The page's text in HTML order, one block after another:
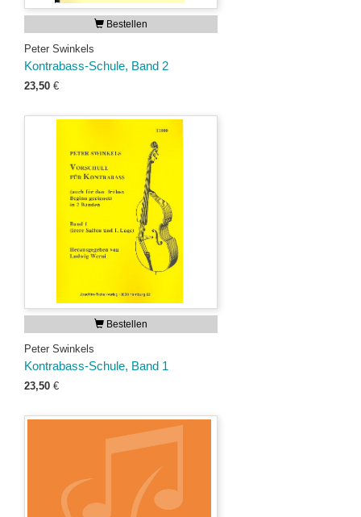
Bestellen
Peter Swinkels
Kontrabass-Schule, Band 2
23,50 €
Bestellen
Peter Swinkels
Kontrabass-Schule, Band 1
23,50 €